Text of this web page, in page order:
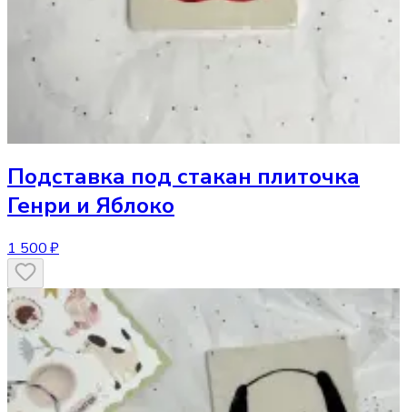
Подставка под стакан плиточка
Генри и Яблоко
1 500 ₽